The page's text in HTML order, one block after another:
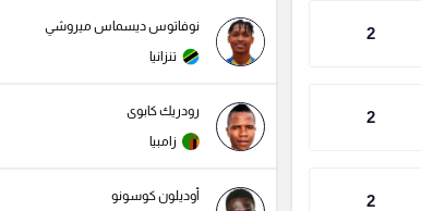
2
2
2
نوفاتوس ديسماس ميروشي
تنزانيا
رودريك كابوى
زامبيا
أوديلون كوسونو